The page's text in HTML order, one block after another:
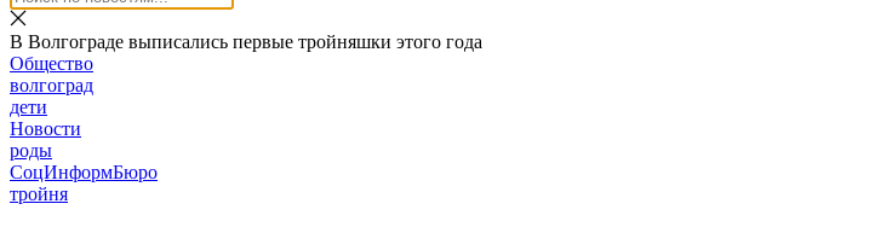
В Волгограде выписались первые тройняшки этого года
Общество
волгоград
дети
Новости
роды
СоцИнформБюро
тройня